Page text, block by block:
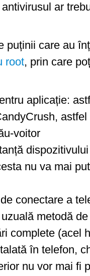
ar
puținii care au
root, prin care
aplicație:
voitor
nu va mai
conectare a
metodă
complete (acel
în telefon,
nu vor mai fi